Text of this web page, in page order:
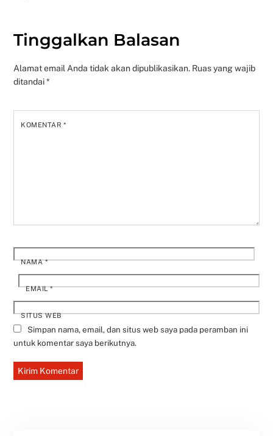
Tinggalkan Balasan
Alamat email Anda tidak akan dipublikasikan. Ruas yang wajib
ditandai*
KOMENTAR*
NAMA*
EMAIL*
SITUS WEB
Simpan nama, email, dan situs web saya pada peramban ini
untuk komentar saya berikutnya.